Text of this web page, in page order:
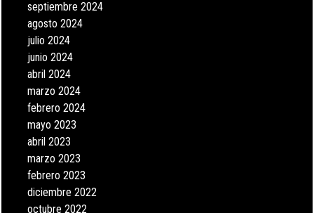
septiembre 2024
agosto 2024
julio 2024
junio 2024
abril 2024
marzo 2024
febrero 2024
mayo 2023
abril 2023
marzo 2023
febrero 2023
diciembre 2022
octubre 2022